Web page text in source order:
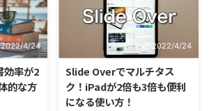
らは本
。 読書
いにしか
味はあり
い人には
サリーで
Cハブが
Airでもいいかなーと悩まれてい
る方も多いのではないでしょう
か。 私はiPadを初代iPad(無印)か
ら使用しており、様々なシリーズ
にはiPad Proに落ち着いていま
す。 この記事では、iPadマニア
の筆者が11インチ iPad Proを3ヶ
2022/4/24
効率が2
的な方
2022/4/24
Slide Overでマルチタス
ク！iPadが2倍も3倍も便利
になる使い方！